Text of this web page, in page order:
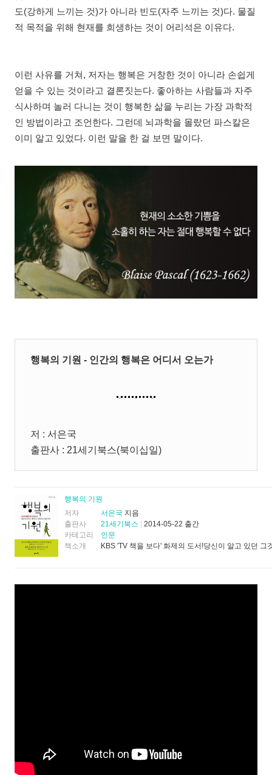
도(강하게 느끼는 것)가 아니라 빈도(자주 느끼는 것)다. 물질
적 목적을 위해 현재를 희생하는 것이 어리석은 이유다.
이런 사유를 거쳐, 저자는 행복은 거창한 것이 아니라 손쉽게
얻을 수 있는 것이라고 결론짓는다. 좋아하는 사람들과 자주
식사하며 놀러 다니는 것이 행복한 삶을 누리는 가장 과학적
인 방법이라고 조언한다. 그런데 뇌과학을 몰랐던 파스칼은
이미 알고 있었다. 이런 말을 한 걸 보면 말이다.
행복의 기원 - 인간의 행복은 어디서 오는가
저 : 서은국
출판사 : 21세기북스(북이십일)
행복의 기원
저자
서은국 지음
출판사
21세기북스
2014-05-22 출간
카테고리
인문
책소개
KBS 'TV 책을 보다' 화제의 도서!당신이 알고 있던 그